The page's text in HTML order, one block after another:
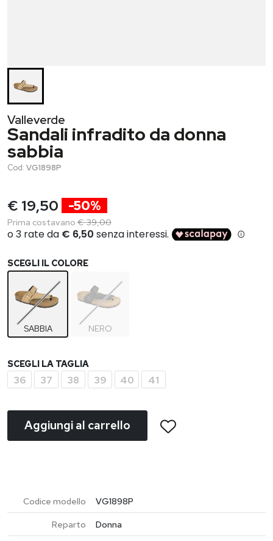
Valleverde
Sandali infradito da donna
sabbia
Cod: VG1898P
€ 19,50 -50%
Prima costavano € 39,00
SCEGLI IL COLORE
SABBIA NERO
SCEGLI LA TAGLIA
36 37 38 39 40 41
Aggiungi al carrello
Codice modello
VG1898P
Reparto
Donna